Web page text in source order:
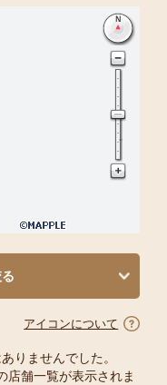
アイコンについて
りませんでした。
店舗一覧が表示されま